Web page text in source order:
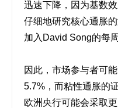
迅速下降，因为基数
仔细地研究核心通胀的
加入David Song的每
因此，市场参与者可
5.7%，而粘性通胀的
欧洲央行可能会采取